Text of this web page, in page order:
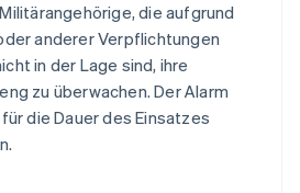
die aufgrund
anderer Verpflichtungen
in der Lage sind, ihre
zu überwachen. Der Alarm
die Dauer des Einsatzes